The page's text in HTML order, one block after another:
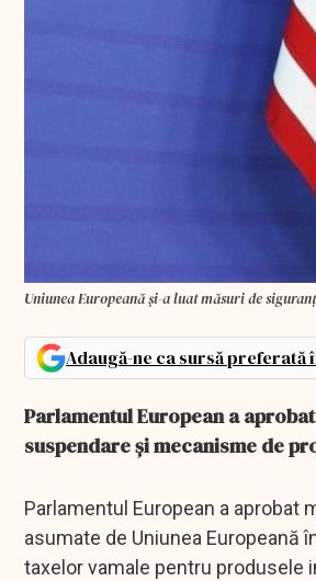
Uniunea Europeană și-a luat măsuri de
Adaugă-ne ca sursă preferată
Parlamentul European a
suspendare și mecanisme de
Parlamentul European a aprobat
asumate de Uniunea Europeană
taxelor vamale pentru produsele